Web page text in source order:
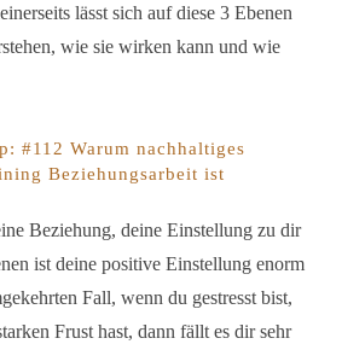
lässt sich auf diese 3 Ebenen
wie sie wirken kann und wie
#112 Warum nachhaltiges
Beziehungsarbeit ist
Beziehung, deine Einstellung zu dir
ist deine positive Einstellung enorm
Fall, wenn du gestresst bist,
Frust hast, dann fällt es dir sehr